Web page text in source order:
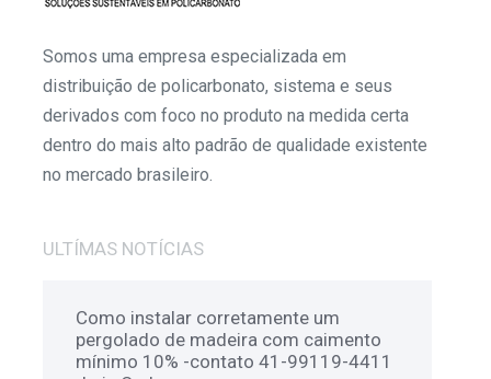
Somos uma empresa especializada em
distribuição de policarbonato, sistema e seus
derivados com foco no produto na medida certa
dentro do mais alto padrão de qualidade existente
no mercado brasileiro.
ULTÍMAS NOTÍCIAS
Como instalar corretamente um
pergolado de madeira com caimento
mínimo 10% -contato 41-99119-4411